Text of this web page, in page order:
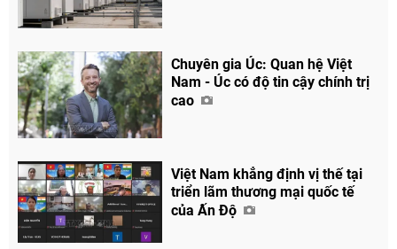
Chuyên gia Úc: Quan hệ Việt
Nam - Úc có độ tin cậy chính trị
cao
Việt Nam khẳng định vị thế tại
triển lãm thương mại quốc tế
của Ấn Độ